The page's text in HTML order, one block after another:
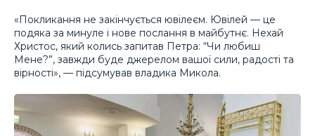
«Покликання не закінчується ювілеєм. Ювілей — це
подяка за минуле і нове послання в майбутнє. Нехай
Христос, який колись запитав Петра: “Чи любиш
Мене?”, завжди буде джерелом вашої сили, радості та
вірності», — підсумував владика Микола.